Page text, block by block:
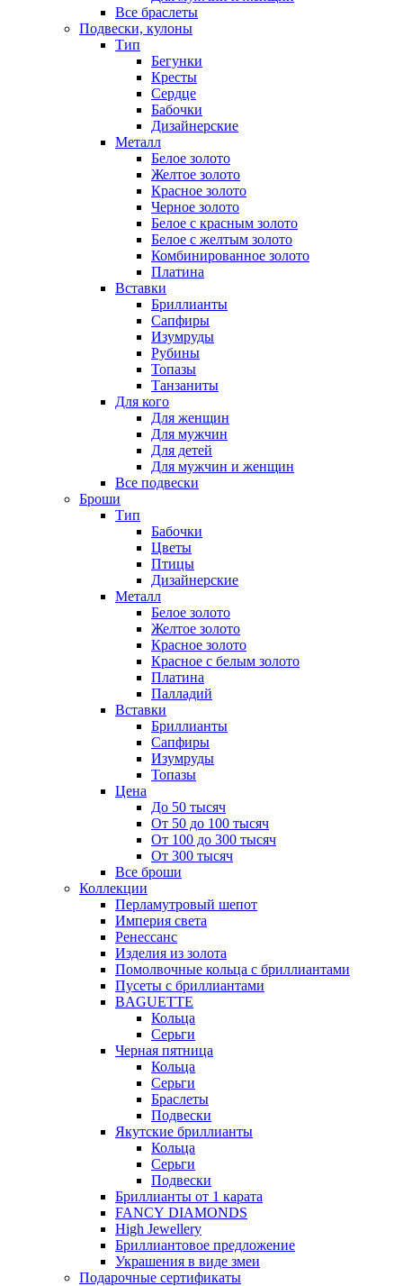
Все браслеты
Подвески, кулоны
Тип
Бегунки
Кресты
Сердце
Бабочки
Дизайнерские
Металл
Белое золото
Желтое золото
Красное золото
Черное золото
Белое с красным золото
Белое с желтым золото
Комбинированное золото
Платина
Вставки
Бриллианты
Сапфиры
Изумруды
Рубины
Топазы
Танзаниты
Для кого
Для женщин
Для мужчин
Для детей
Для мужчин и женщин
Все подвески
Броши
Тип
Бабочки
Цветы
Птицы
Дизайнерские
Металл
Белое золото
Желтое золото
Красное золото
Красное с белым золото
Платина
Палладий
Вставки
Бриллианты
Сапфиры
Изумруды
Топазы
Цена
До 50 тысяч
От 50 до 100 тысяч
От 100 до 300 тысяч
От 300 тысяч
Все броши
Коллекции
Перламутровый шепот
Империя света
Ренессанс
Изделия из золота
Помолвочные кольца с бриллиантами
Пусеты с бриллиантами
BAGUETTE
Кольца
Серьги
Черная пятница
Кольца
Серьги
Браслеты
Подвески
Якутские бриллианты
Кольца
Серьги
Подвески
Бриллианты от 1 карата
FANCY DIAMONDS
High Jewellery
Бриллиантовое предложение
Украшения в виде змеи
Подарочные сертификаты